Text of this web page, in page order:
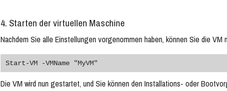
4. Starten der virtuellen Maschine
Nachdem Sie alle Einstellungen vorgenommen haben, können Sie die VM
Start-VM -VMName "MyVM"
Die VM wird nun gestartet, und Sie können den Installations- oder